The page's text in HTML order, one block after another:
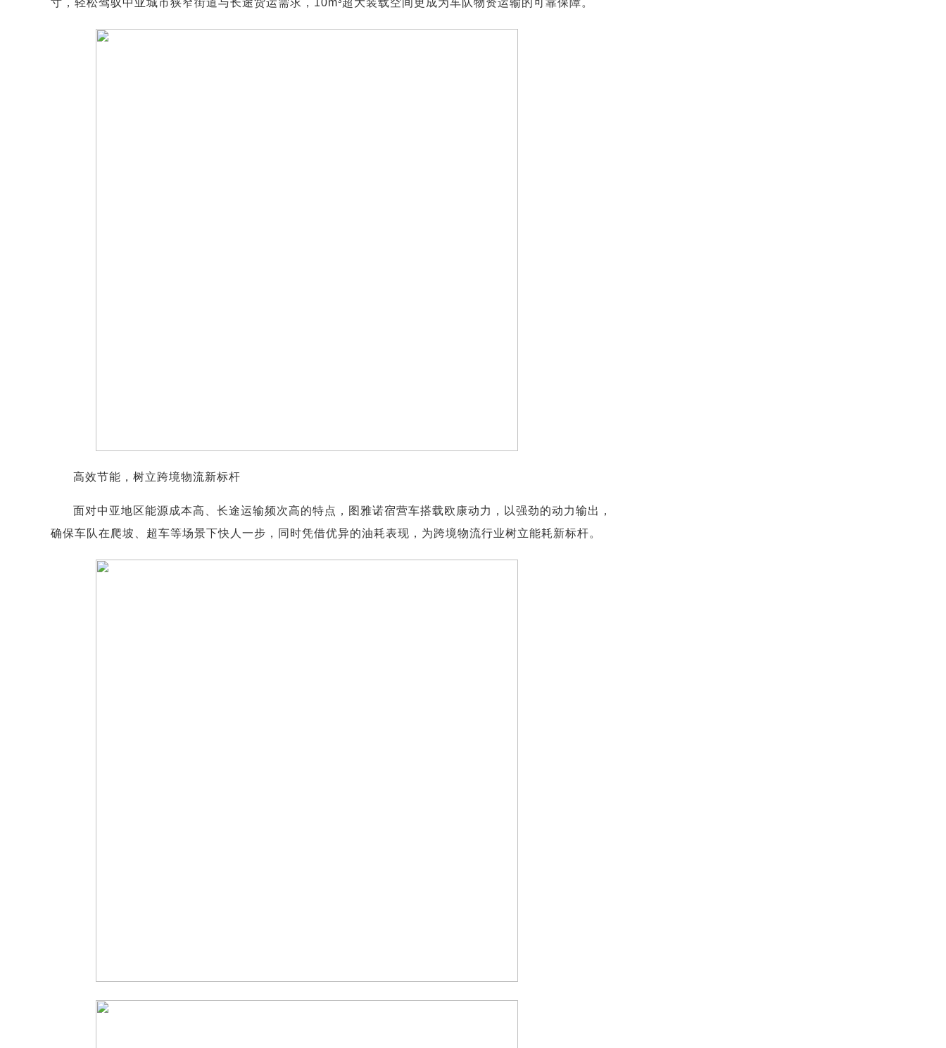
寸，轻松驾驭中亚城市狭窄街道与长途货运需求，10m³超大装载空间更成为车队物资运输的可靠保障。
高效节能，树立跨境物流新标杆
面对中亚地区能源成本高、长途运输频次高的特点，图雅诺宿营车搭载欧康动力，以强劲的动力输出，
确保车队在爬坡、超车等场景下快人一步，同时凭借优异的油耗表现，为跨境物流行业树立能耗新标杆。